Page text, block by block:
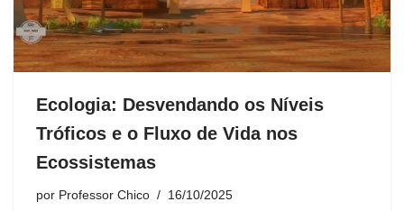
Ecologia: Desvendando os Níveis
Tróficos e o Fluxo de Vida nos
Ecossistemas
por Professor Chico 16/10/2025